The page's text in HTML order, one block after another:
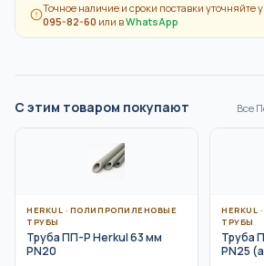
Точное наличие и сроки поставки уточняйте
095-82-60 или вWhatsApp
С этим товаром покупают Все
HERKUL · ПОЛИПРОПИЛЕНОВЫЕ
ТРУБЫ
Труба ПП-Р Herkul 63 мм
PN20
HERKUL ·
ТРУБЫ
Труба
PN25